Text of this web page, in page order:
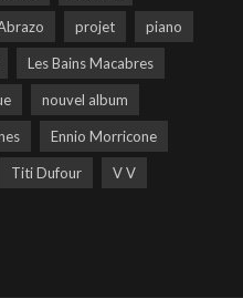
projet piano
Les Bains Macabres
nouvel album
Ennio Morricone
Titi Dufour V V